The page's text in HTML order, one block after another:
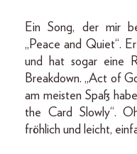
Ein Song, der mir
„Peace and Quiet“.
und hat sogar eine
Breakdown. „Act of
am meisten Spaß
the Card Slowly“.
fröhlich und leicht,